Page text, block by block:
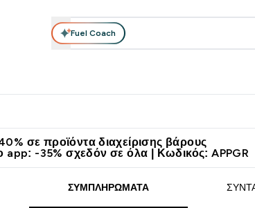
Fuel Coach
σε προϊόντα διαχείρισης βάρους
app: -35% σχεδόν σε όλα | Κωδικός: APPGR
ΣΥΜΠΛΗΡΏΜΑΤΑ